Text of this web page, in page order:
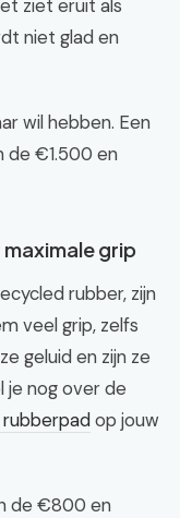
ziet eruit als
niet glad en
wil hebben. Een
de €1.500 en
grip
rubber, zijn
veel grip, zelfs
geluid en zijn ze
je nog over de
op jouw
de €800 en